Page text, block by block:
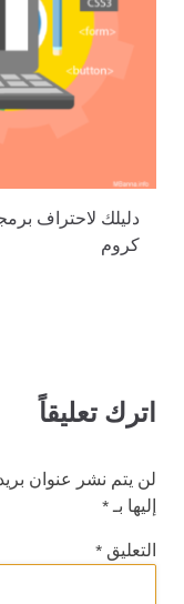
دليلك لاحتراف
كروم
اترك تعليقاً
لن يتم نشر عنوان
إليها بـ *
التعليق *